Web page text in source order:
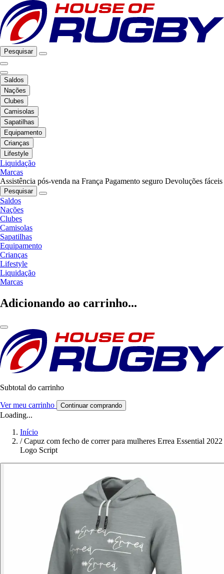
Pesquisar
Saldos
Nações
Clubes
Camisolas
Sapatilhas
Equipamento
Crianças
Lifestyle
Liquidação
Marcas
Assistência pós-venda na França Pagamento seguro Devoluções fáceis
Pesquisar
Saldos
Nações
Clubes
Camisolas
Sapatilhas
Equipamento
Crianças
Lifestyle
Liquidação
Marcas
Adicionando ao carrinho...
Subtotal do carrinho
Ver meu carrinho Continuar comprando
Loading...
Início
/ Capuz com fecho de correr para mulheres Errea Essential 2022
Logo Script